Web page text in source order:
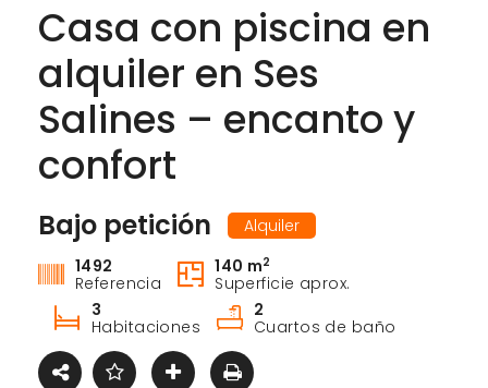
Casa con piscina en
alquiler en Ses
Salines – encanto y
confort
Bajo petición
Alquiler
1492
Referencia
140 m2
Superficie aprox.
3
Habitaciones
2
Cuartos de baño